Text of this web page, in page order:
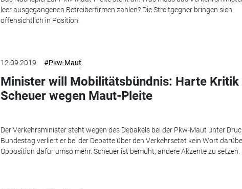
leer ausgegangenen Betreiberfirmen zahlen? Die Streitgegner bringen sich
offensichtlich in Position.
12.09.2019 #Pkw-Maut
Minister will Mobilitätsbündnis: Harte Kritik
Scheuer wegen Maut-Pleite
Der Verkehrsminister steht wegen des Debakels bei der Pkw-Maut unter
Bundestag verliert er bei der Debatte über den Verkehrsetat kein Wort
Opposition dafür umso mehr. Scheuer ist bemüht, andere Akzente zu setzen.